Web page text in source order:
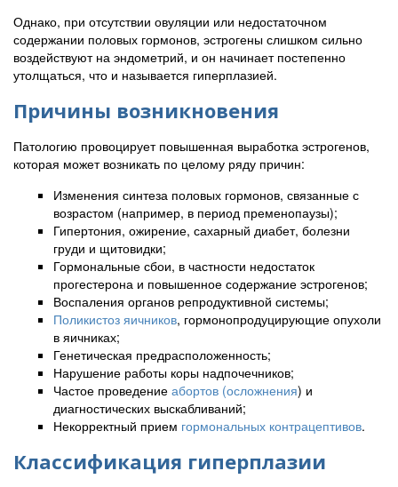
Однако, при отсутствии овуляции или недостаточном
содержании половых гормонов, эстрогены слишком сильно
воздействуют на эндометрий, и он начинает постепенно
утолщаться, что и называется гиперплазией.
Причины возникновения
Патологию провоцирует повышенная выработка эстрогенов,
которая может возникать по целому ряду причин:
Изменения синтеза половых гормонов, связанные с
возрастом (например, в период пременопаузы);
Гипертония, ожирение, сахарный диабет, болезни
груди и щитовидки;
Гормональные сбои, в частности недостаток
прогестерона и повышенное содержание эстрогенов;
Воспаления органов репродуктивной системы;
Поликистоз яичников, гормонопродуцирующие опухоли
в яичниках;
Генетическая предрасположенность;
Нарушение работы коры надпочечников;
Частое проведение абортов (осложнения) и
диагностических выскабливаний;
Некорректный прием гормональных контрацептивов.
Классификация гиперплазии